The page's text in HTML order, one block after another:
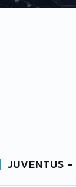
JUVENTUS